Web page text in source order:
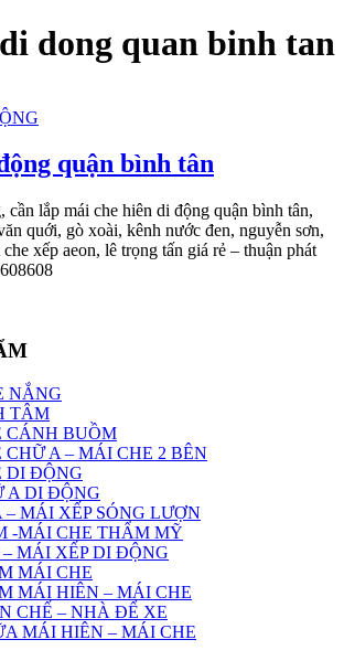
dong quan binh tan
quận bình tân
cần lắp mái che hiên di động quận bình tân,
quới, gò xoài, kênh nước đen, nguyễn sơn,
xếp aeon, lê trọng tấn giá rẻ – thuận phát
NẮNG
TÂM
CÁNH BUỒM
CHỮ A – MÁI CHE 2 BÊN
DI ĐỘNG
A DI ĐỘNG
MÁI XẾP SÓNG LƯỢN
-MÁI CHE THẨM MỸ
MÁI XẾP DI ĐỘNG
MÁI CHE
MÁI HIÊN – MÁI CHE
CHẾ – NHÀ ĐỂ XE
MÁI HIÊN – MÁI CHE